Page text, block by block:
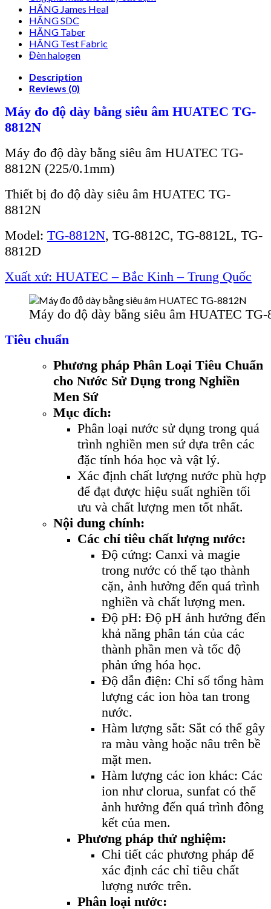
HÃNG James Heal
HÃNG SDC
HÃNG Taber
HÃNG Test Fabric
Đèn halogen
Description
Reviews (0)
Máy đo độ dày bằng siêu âm HUATEC TG-
8812N
Máy đo độ dày bằng siêu âm HUATEC TG-
8812N (225/0.1mm)
Thiết bị đo độ dày siêu âm HUATEC TG-
8812N
Model: TG-8812N, TG-8812C, TG-8812L, TG-
8812D
Xuất xứ: HUATEC –Bắc Kinh – Trung Quốc
Máy đo độ dày bằng siêu âm HUATEC TG-
Tiêu chuẩn
Phương pháp Phân Loại Tiêu Chuẩn
cho Nước Sử Dụng trong Nghiền
Men Sứ
Mục đích:
Phân loại nước sử dụng trong quá
trình nghiền men sứ dựa trên các
đặc tính hóa học và vật lý.
Xác định chất lượng nước phù hợp
để đạt được hiệu suất nghiền tối
ưu và chất lượng men tốt nhất.
Nội dung chính:
Các chỉ tiêu chất lượng nước:
Độ cứng: Canxi và magie
trong nước có thể tạo thành
cặn, ảnh hưởng đến quá trình
nghiền và chất lượng men.
Độ pH: Độ pH ảnh hưởng đến
khả năng phân tán của các
thành phần men và tốc độ
phản ứng hóa học.
Độ dẫn điện: Chỉ số tổng hàm
lượng các ion hòa tan trong
nước.
Hàm lượng sắt: Sắt có thể gây
ra màu vàng hoặc nâu trên bề
mặt men.
Hàm lượng các ion khác: Các
ion như clorua, sunfat có thể
ảnh hưởng đến quá trình đông
kết của men.
Phương pháp thử nghiệm:
Chi tiết các phương pháp để
xác định các chỉ tiêu chất
lượng nước trên.
Phân loại nước: